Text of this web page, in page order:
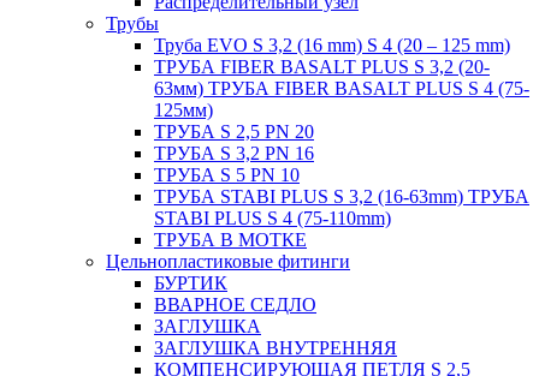
Трубы
Труба EVO S 3,2 (16 mm) S 4 (20 – 125 mm)
ТРУБА FIBER BASALT PLUS S 3,2 (20-
63мм) ТРУБА FIBER BASALT PLUS S 4 (75-
125мм)
ТРУБА S 2,5 PN 20
ТРУБА S 3,2 PN 16
ТРУБА S 5 PN 10
ТРУБА STABI PLUS S 3,2 (16-63mm) ТРУБА
STABI PLUS S 4 (75-110mm)
ТРУБА В МОТКЕ
Цельнопластиковые фитинги
БУРТИК
ВВАРНОЕ СЕДЛО
ЗАГЛУШКА
ЗАГЛУШКА ВНУТРЕННЯЯ
КОМПЕНСИРУЮЩАЯ ПЕТЛЯ S 2,5